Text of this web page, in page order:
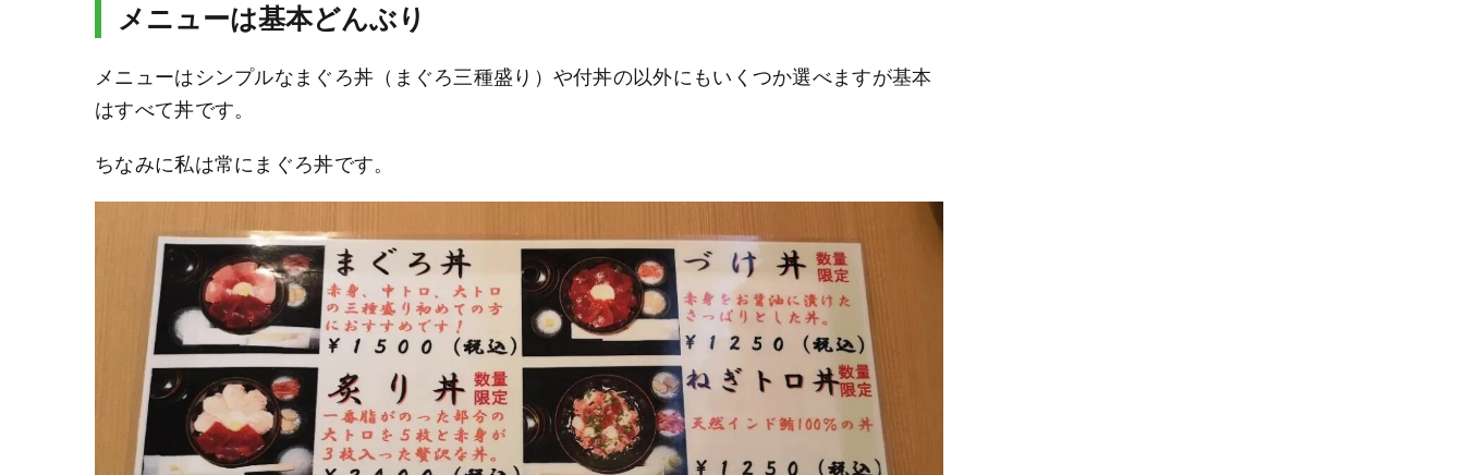
メニューは基本どんぶり
メニューはシンプルなまぐろ丼（まぐろ三種盛り）や付丼の以外にもいくつか選べますが基本
はすべて丼です。
ちなみに私は常にまぐろ丼です。